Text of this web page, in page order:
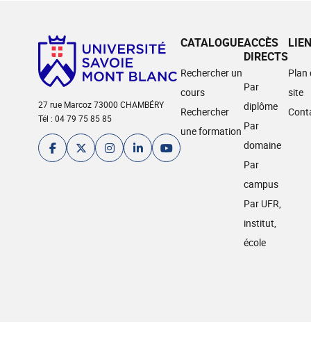
27 rue Marcoz 73000 CHAMBÉRY
Tél : 04 79 75 85 85
CATALOGUE
Rechercher un
cours
Rechercher
une formation
ACCÈS
DIRECTS
Par
diplôme
Par
domaine
Par
campus
Par UFR,
institut,
école
Plan
site